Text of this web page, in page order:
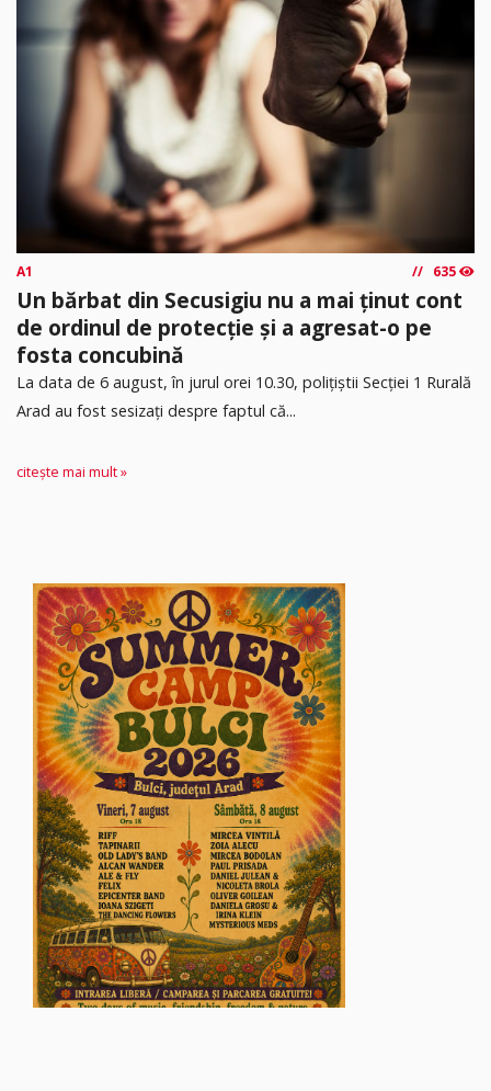
A1 635
Un bărbat din Secusigiu nu a mai ținut cont
de ordinul de protecție și a agresat-o pe
fosta concubină
​La data de 6 august, în jurul orei 10.30, polițiștii Secției 1 Rurală
Arad au fost sesizați despre faptul că...
citește mai mult »